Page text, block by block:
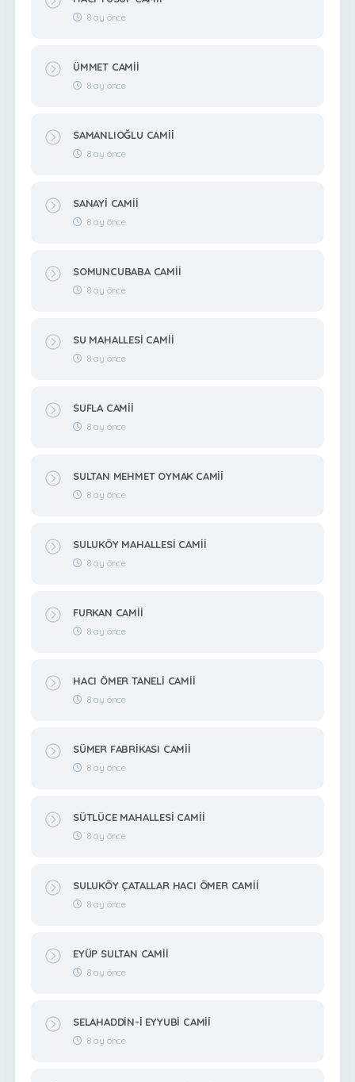
8 ay önce
ÜMMET CAMİİ
8 ay önce
SAMANLIOĞLU CAMİİ
8 ay önce
SANAYİ CAMİİ
8 ay önce
SOMUNCUBABA CAMİİ
8 ay önce
SU MAHALLESİ CAMİİ
8 ay önce
SUFLA CAMİİ
8 ay önce
SULTAN MEHMET OYMAK CAMİİ
8 ay önce
SULUKÖY MAHALLESİ CAMİİ
8 ay önce
FURKAN CAMİİ
8 ay önce
HACI ÖMER TANELİ CAMİİ
8 ay önce
SÜMER FABRİKASI CAMİİ
8 ay önce
SÜTLÜCE MAHALLESİ CAMİİ
8 ay önce
SULUKÖY ÇATALLAR HACI ÖMER CAMİİ
8 ay önce
EYÜP SULTAN CAMİİ
8 ay önce
SELAHADDİN-İ EYYUBİ CAMİİ
8 ay önce